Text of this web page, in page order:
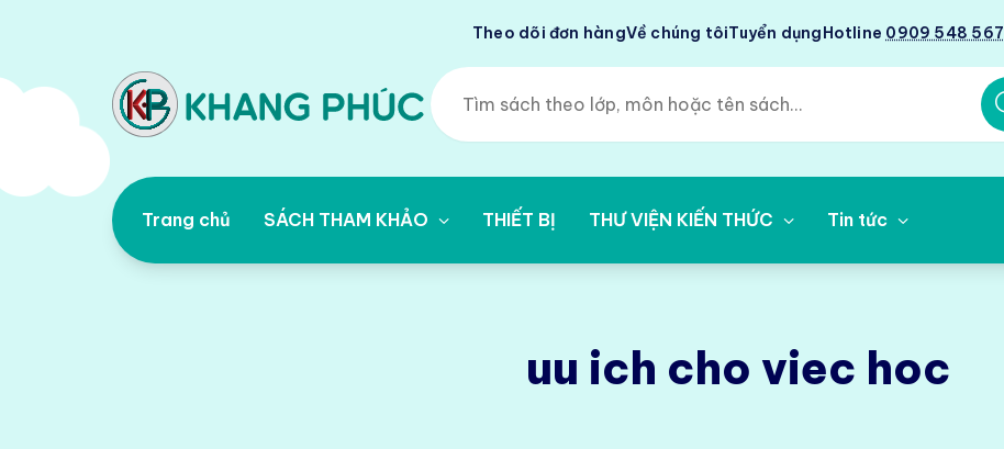
Theo dõi đơn hàngVề chúng tôiTuyển dụngHotline 0909 548 567
Trang chủ SÁCH THAM KHẢO THIẾT BỊ THƯ VIỆN KIẾN THỨC Tin tức
uu ich cho viec hoc